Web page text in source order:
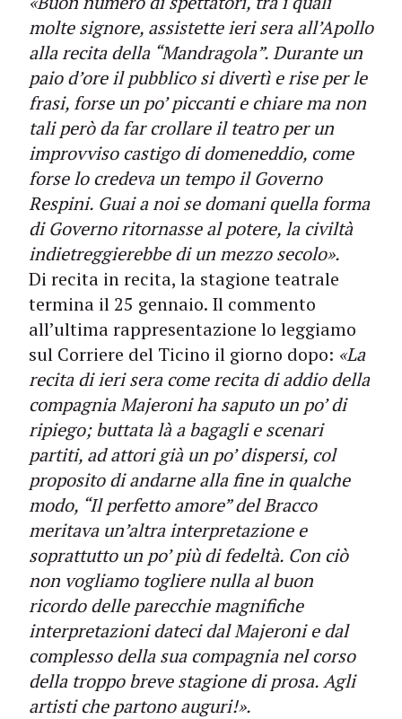
molte signore, assistette ieri sera all’Apollo
alla recita della “Mandragola”. Durante un
paio d’ore il pubblico si divertì e rise per le
frasi, forse un po’ piccanti e chiare ma non
tali però da far crollare il teatro per un
improvviso castigo di domeneddio, come
forse lo credeva un tempo il Governo
Respini. Guai a noi se domani quella forma
di Governo ritornasse al potere, la civiltà
indietreggierebbe di un mezzo secolo».
Di recita in recita, la stagione teatrale
termina il 25 gennaio. Il commento
all’ultima rappresentazione lo leggiamo
sul Corriere del Ticino il giorno dopo: «La
recita di ieri sera come recita di addio della
compagnia Majeroni ha saputo un po’ di
ripiego; buttata là a bagagli e scenari
partiti, ad attori già un po’ dispersi, col
proposito di andarne alla fine in qualche
modo, “Il perfetto amore” del Bracco
meritava un’altra interpretazione e
soprattutto un po’ più di fedeltà. Con ciò
non vogliamo togliere nulla al buon
ricordo delle parecchie magnifiche
interpretazioni dateci dal Majeroni e dal
complesso della sua compagnia nel corso
della troppo breve stagione di prosa. Agli
artisti che partono auguri!».